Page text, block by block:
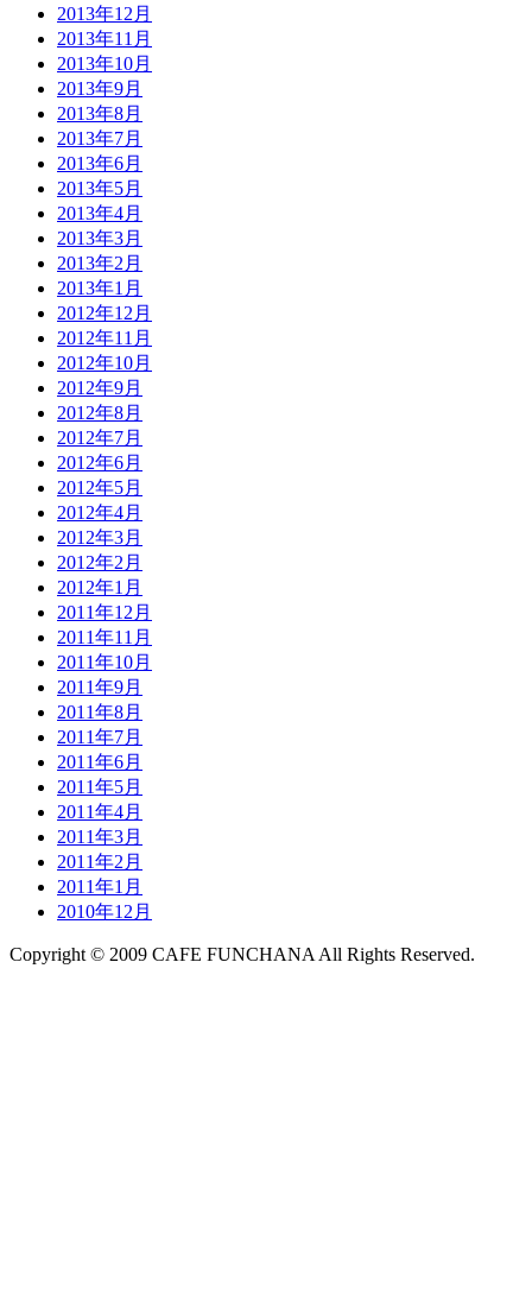
2013年12月
2013年11月
2013年10月
2013年9月
2013年8月
2013年7月
2013年6月
2013年5月
2013年4月
2013年3月
2013年2月
2013年1月
2012年12月
2012年11月
2012年10月
2012年9月
2012年8月
2012年7月
2012年6月
2012年5月
2012年4月
2012年3月
2012年2月
2012年1月
2011年12月
2011年11月
2011年10月
2011年9月
2011年8月
2011年7月
2011年6月
2011年5月
2011年4月
2011年3月
2011年2月
2011年1月
2010年12月
Copyright © 2009 CAFE FUNCHANA All Rights Reserved.